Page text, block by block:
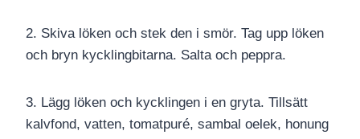
2. Skiva löken och stek den i smör. Tag upp löken
och bryn kycklingbitarna. Salta och peppra.
3. Lägg löken och kycklingen i en gryta. Tillsätt
kalvfond, vatten, tomatpuré, sambal oelek, honung